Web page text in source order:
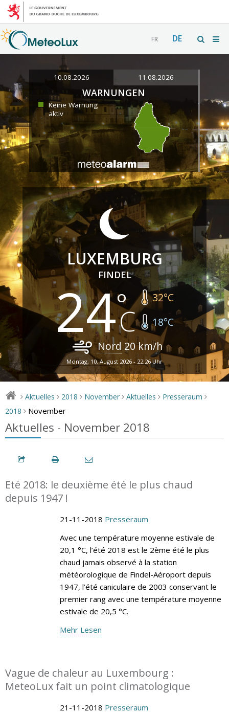
FR DE
10.08.2026 11.08.2026
WARNUNGEN
Keine Warnung
aktiv
LUXEMBURG
FINDEL
24 32°C
18°C
Nord 20km/h
Montag, 10. August 2026 - 22:26 Uhr
> Aktuelles > 2018 > November > Aktuelles > Presseraum >
2018 > November
Aktuelles - November 2018
Eté 2018: le deuxième été le plus chaud
depuis 1947 !
21-11-2018 Presseraum
Avec une température moyenne estivale de
20,1 °C, l’été 2018 est le 2ème été le plus
chaud jamais observé à la station
météorologique de Findel-Aéroport depuis
1947, l’été caniculaire de 2003 conservant le
premier rang avec une température moyenne
estivale de 20,5 °C.
Mehr Lesen
Vague de chaleur au Luxembourg :
MeteoLux fait un point climatologique
21-11-2018 Presseraum